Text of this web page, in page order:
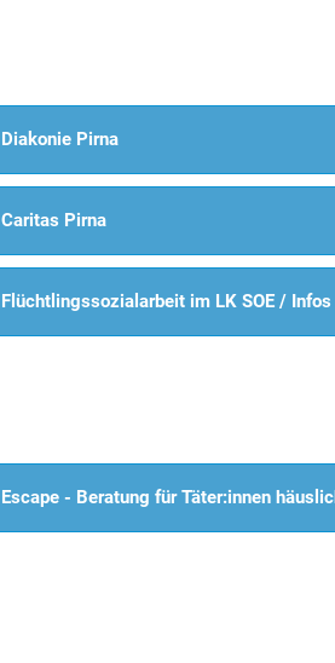
Diakonie Pirna
Caritas Pirna
Flüchtlingssozialarbeit im LK SOE /
Escape - Beratung für Täter:innen